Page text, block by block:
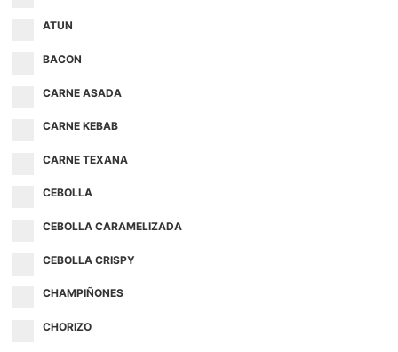
ATUN
BACON
CARNE ASADA
CARNE KEBAB
CARNE TEXANA
CEBOLLA
CEBOLLA CARAMELIZADA
CEBOLLA CRISPY
CHAMPIÑONES
CHORIZO